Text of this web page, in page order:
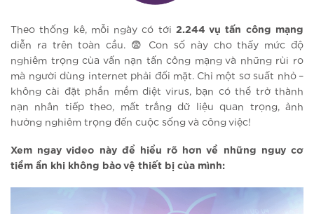
Theo thống kê, mỗi ngày có tới 2.244 vụ tấn công mạng
diễn ra trên toàn cầu. 😨 Con số này cho thấy mức độ
nghiêm trọng của vấn nạn tấn công mạng và những rủi ro
mà người dùng internet phải đối mặt. Chỉ một sơ suất nhỏ –
không cài đặt phần mềm diệt virus, bạn có thể trở thành
nạn nhân tiếp theo, mất trắng dữ liệu quan trọng, ảnh
hưởng nghiêm trọng đến cuộc sống và công việc!
Xem ngay video này để hiểu rõ hơn về những nguy cơ
tiềm ẩn khi không bảo vệ thiết bị của mình: